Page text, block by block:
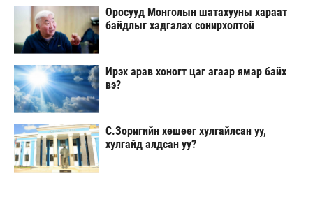
Оросууд Монголын шатахууны хараат
байдлыг хадгалах сонирхолтой
Ирэх арав хоногт цаг агаар ямар байх
вэ?
С.Зоригийн хөшөөг хулгайлсан уу,
хулгайд алдсан уу?